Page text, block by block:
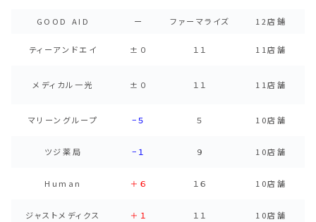
GOOD AID ー ファーマライズ 12店鋪
ティーアンドエイ ±０ １１ 11店舗
メディカル一光 ±０ １１ 11店舗
マリーングループ −５ ５ 10店舗
ツジ薬局 −１ ９ 10店舗
Human ＋６ １６ 10店舗
ジャストメディクス ＋１ １１ 10店舗